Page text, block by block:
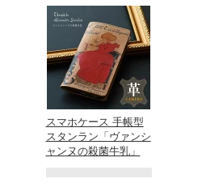
スマホケース 手帳型
スタンラン「ヴァンシ
ャンヌの殺菌牛乳」